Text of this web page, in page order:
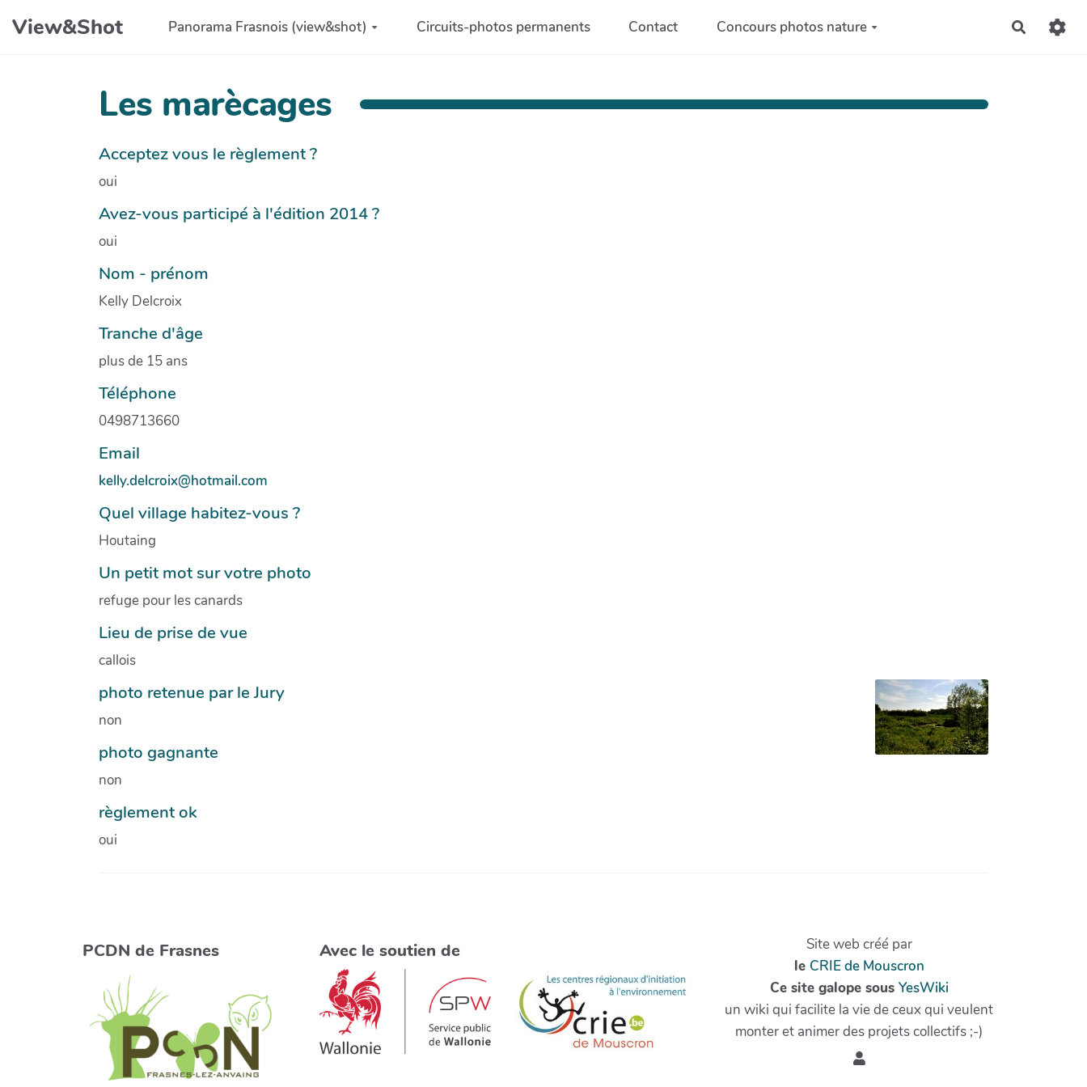
Aller au contenu principal
View&Shot Panorama Frasnois (view&shot) Circuits-photos permanents Contact Concours photos nature
Les marècages
Acceptez vous le règlement ?
oui
Avez-vous participé à l'édition 2014 ?
oui
Nom - prénom
Kelly Delcroix
Tranche d'âge
plus de 15 ans
Téléphone
0498713660
Email
kelly.delcroix@hotmail.com
Quel village habitez-vous ?
Houtaing
Un petit mot sur votre photo
refuge pour les canards
Lieu de prise de vue
callois
photo retenue par le Jury
non
photo gagnante
non
règlement ok
oui
PCDN de Frasnes Avec le soutien de
Site web créé par
le CRIE de Mouscron
Ce site galope sous YesWiki
un wiki qui facilite la vie de ceux qui veulent
monter et animer des projets collectifs ;-)